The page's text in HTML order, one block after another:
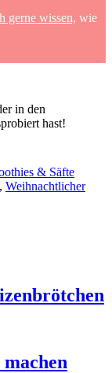
gerne wissen, wie
in den
hast!
& Säfte
, Weihnachtlicher